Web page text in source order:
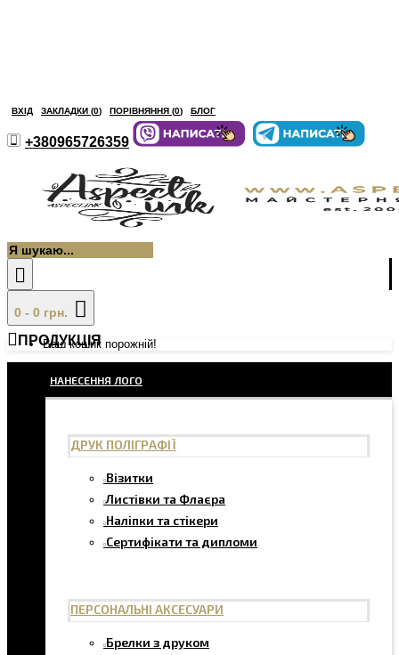
ВХІД ЗАКЛАДКИ (0) ПОРІВНЯННЯ (0) БЛОГ
+380965726359
0 - 0 грн.
Ваш кошик порожній!
ПРОДУКЦІЯ
НАНЕСЕННЯ ЛОГО
ДРУК ПОЛІГРАФІЇ
Візитки
Листівки та Флаєра
Наліпки та стікери
Сертифікати та дипломи
ПЕРСОНАЛЬНІ АКСЕСУАРИ
Брелки з друком